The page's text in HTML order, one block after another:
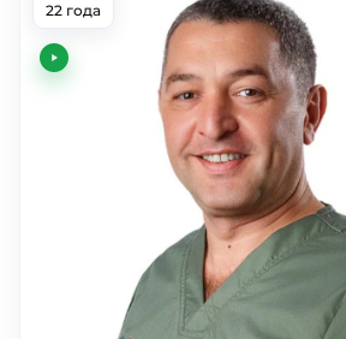
22 года